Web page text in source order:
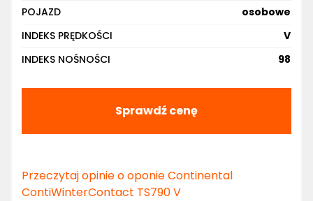
POJAZD
osobowe
INDEKS PRĘDKOŚCI
V
INDEKS NOŚNOŚCI
98
Sprawdź cenę
Przeczytaj opinie o oponie Continental
ContiWinterContact TS790 V